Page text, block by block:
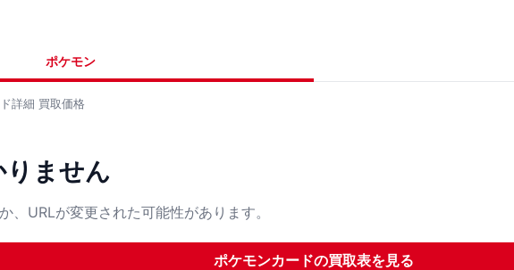
ポケモン
詳細 買取価格
ません
、URLが変更された可能性があります。
ポケモンカードの買取表を見る